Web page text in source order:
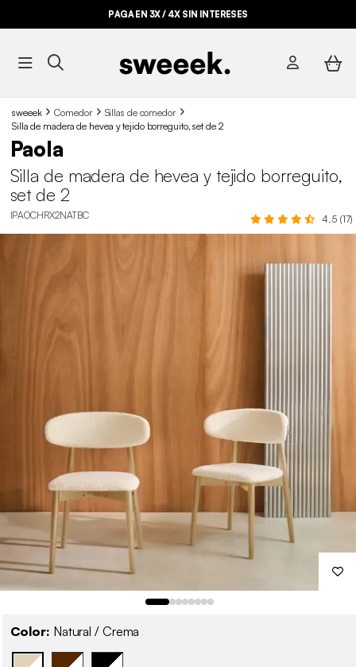
PAGA EN 3X / 4X SIN INTERESES
sweeek Comedor
Sillas de comedor
Silla de madera de hevea y tejido borreguito, set de 2
Paola
Silla de madera de hevea y tejido borreguito,
set de 2
IPAOCHRX2NATBC 4.5 (17)
Color: Natural / Crema